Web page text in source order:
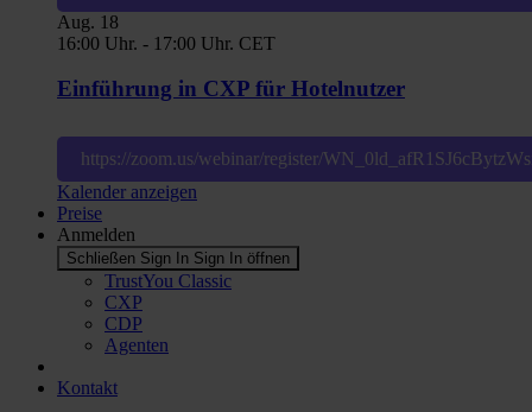
Aug. 18
16:00 Uhr. - 17:00 Uhr. CET
Einführung in CXP für Hotelnutzer
https://zoom.us/webinar/register/
Kalender anzeigen
Preise
Anmelden
Schließen Sign In Sign In öffnen
TrustYou Classic
CXP
CDP
Agenten
Kontakt